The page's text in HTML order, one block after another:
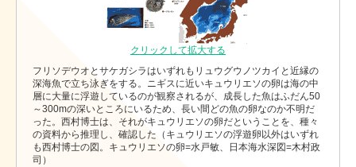
クリックして拡大する
フリソデウオとサケガシラはいずれもリュウグウノツカイと近縁の
深海魚で立ち泳ぎをする。ニギスに近いキュウリエソの卵は海の中
層に大量に浮遊しているのが観察されるが、成長した魚はふだん50
～300mの深いところにいるため、長い間どの魚の卵なのか不明だ
った。西村博士は、それがキュウリエソの卵だということを、種々
の資料から推理し、確認した（キュウリエソの浮遊卵以外はいずれ
も西村博士の図。キュウリエソの卵=水戸敏、日本海水深図=木村政
司）